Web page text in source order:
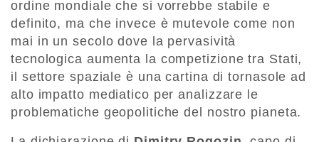
ordine mondiale che si vorrebbe stabile e
definito, ma che invece è mutevole come non
mai in un secolo dove la pervasività
tecnologica aumenta la competizione tra Stati,
il settore spaziale è una cartina di tornasole ad
alto impatto mediatico per analizzare le
problematiche geopolitiche del nostro pianeta.